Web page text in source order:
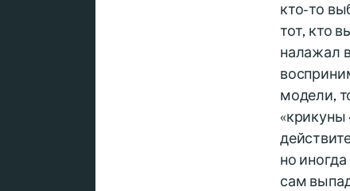
кто-то
тот, кто
налажал
модели,
«крикуны
но
сам